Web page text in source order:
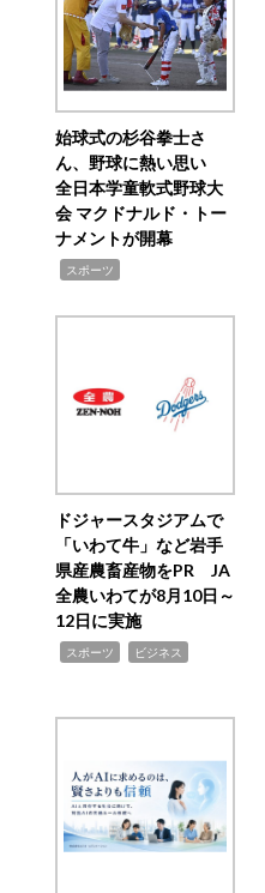
始球式の杉谷拳士さ
ん、野球に熱い思い
全日本学童軟式野球大
会 マクドナルド・トー
ナメントが開幕
スポーツ
ドジャースタジアムで
「いわて牛」など岩手
県産農畜産物をPR JA
全農いわてが8月10日～
12日に実施
スポーツ ビジネス